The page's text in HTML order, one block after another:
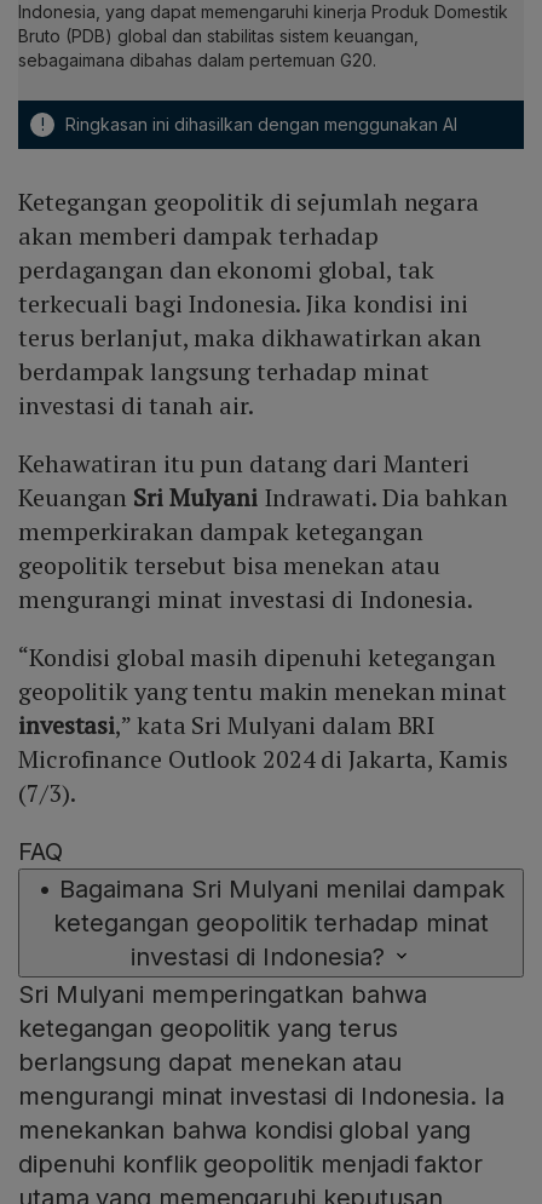
Indonesia, yang dapat memengaruhi kinerja Produk Domestik
Bruto (PDB) global dan stabilitas sistem keuangan,
sebagaimana dibahas dalam pertemuan G20.
! Ringkasan ini dihasilkan dengan menggunakan AI
Ketegangan geopolitik di sejumlah negara
akan memberi dampak terhadap
perdagangan dan ekonomi global, tak
terkecuali bagi Indonesia. Jika kondisi ini
terus berlanjut, maka dikhawatirkan akan
berdampak langsung terhadap minat
investasi di tanah air.
Kehawatiran itu pun datang dari Manteri
Keuangan Sri Mulyani Indrawati. Dia bahkan
memperkirakan dampak ketegangan
geopolitik tersebut bisa menekan atau
mengurangi minat investasi di Indonesia.
“Kondisi global masih dipenuhi ketegangan
geopolitik yang tentu makin menekan minat
investasi,” kata Sri Mulyani dalam BRI
Microfinance Outlook 2024 di Jakarta, Kamis
(7/3).
FAQ
• Bagaimana Sri Mulyani menilai dampak
ketegangan geopolitik terhadap minat
investasi di Indonesia?
Sri Mulyani memperingatkan bahwa
ketegangan geopolitik yang terus
berlangsung dapat menekan atau
mengurangi minat investasi di Indonesia. Ia
menekankan bahwa kondisi global yang
dipenuhi konflik geopolitik menjadi faktor